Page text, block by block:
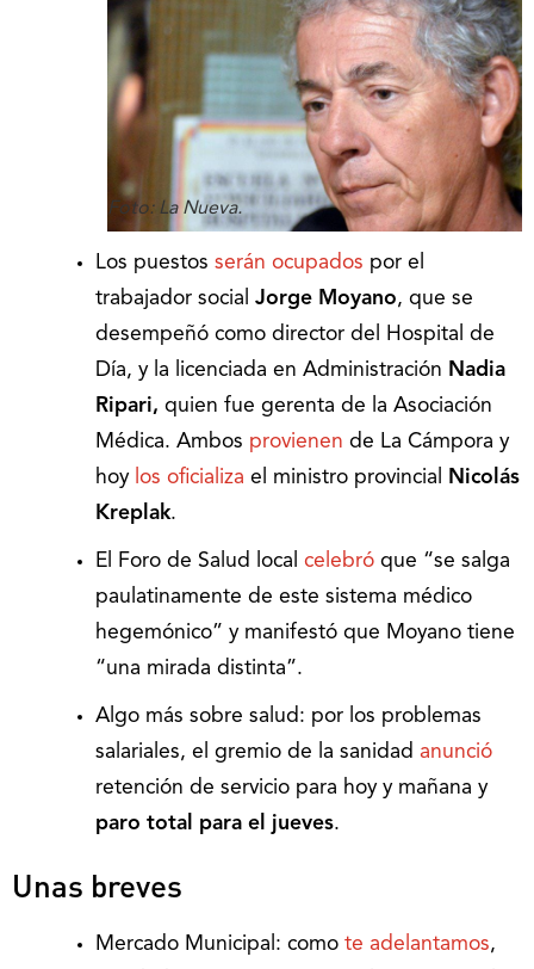
Foto: La Nueva.
Los puestos serán ocupados por el
trabajador social Jorge Moyano, que se
desempeñó como director del Hospital de
Día, y la licenciada en Administración Nadia
Ripari, quien fue gerenta de la Asociación
Médica. Ambos provienen de La Cámpora y
hoy los oficializa el ministro provincial Nicolás
Kreplak.
El Foro de Salud local celebró que “se salga
paulatinamente de este sistema médico
hegemónico” y manifestó que Moyano tiene
“una mirada distinta”.
Algo más sobre salud: por los problemas
salariales, el gremio de la sanidad anunció
retención de servicio para hoy y mañana y
paro total para el jueves.
Unas breves
Mercado Municipal: como te adelantamos,